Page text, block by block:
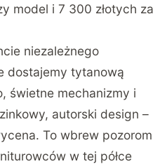
model i7 300 złotych za
niezależnego
dostajemy tytanową
świetne mechanizmy i
autorski design –
To wbrew pozorom
w tej półce